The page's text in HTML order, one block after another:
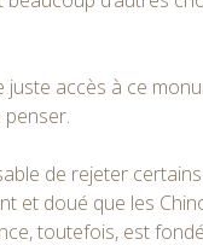
juste accès à ce
de rejeter
et doué que les
toutefois, est